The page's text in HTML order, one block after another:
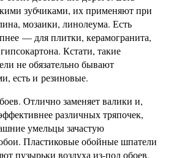
зубчиками, их применяют при
мозаики, линолеума. Есть
— для плитки, керамогранита,
Кстати, такие
не обязательно бывают
есть и резиновые.
Отлично заменяет валики и,
различных тряпочек,
умельцы зачастую
Пластиковые обойные шпатели
пузырьки воздуха из-под обоев,